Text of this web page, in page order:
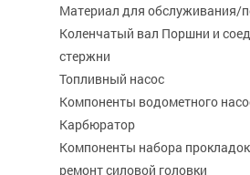
Материал для обслуживания/
Коленчатый вал Поршни и
стержни
Топливный насос
Компоненты водометного
Карбюратор
Компоненты набора
ремонт силовой головки